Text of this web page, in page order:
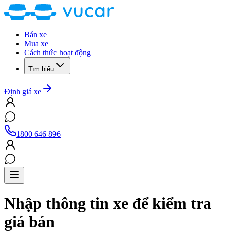
Bán xe
Mua xe
Cách thức hoạt động
Tìm hiểu
Định giá xe
1800 646 896
Nhập thông tin xe để kiểm tra
giá bán